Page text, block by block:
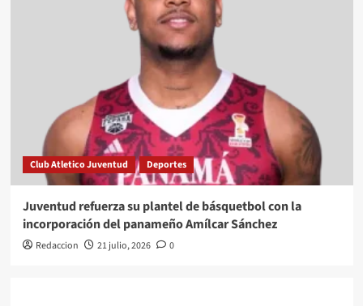
Club Atletico Juventud Deportes
Juventud refuerza su plantel de básquetbol con la
incorporación del panameño Amílcar Sánchez
Redaccion 21 julio, 2026 0